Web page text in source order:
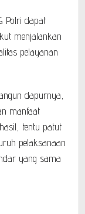
Polri dapat
menjalankan
pelayanan
dapurnya,
manfaat
tentu patut
pelaksanaan
yang sama